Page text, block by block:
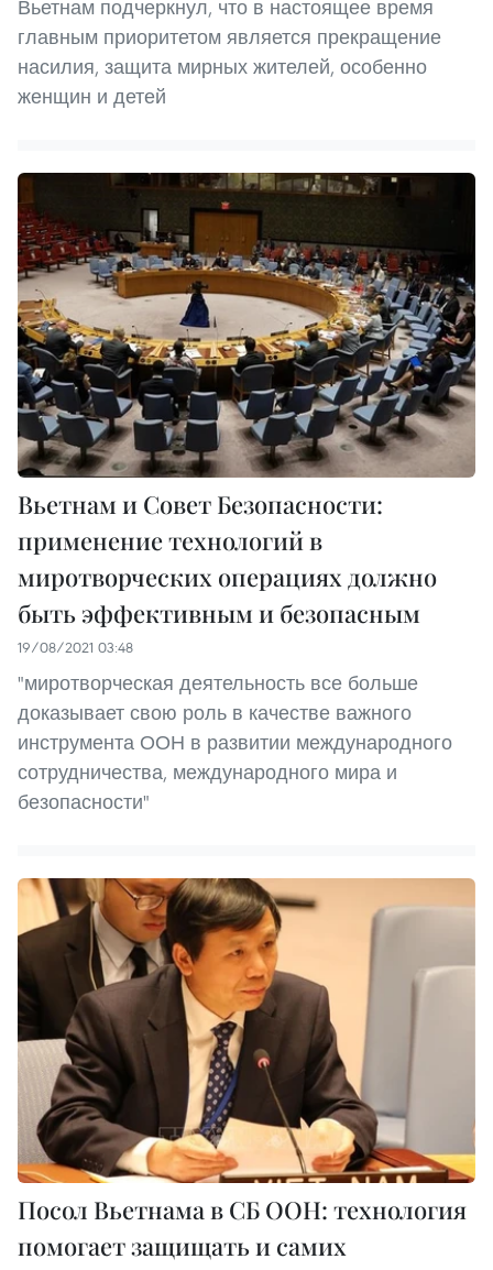
Вьетнам подчеркнул, что в настоящее время
главным приоритетом является прекращение
насилия, защита мирных жителей, особенно
женщин и детей
Вьетнам и Совет Безопасности:
применение технологий в
миротворческих операциях должно
быть эффективным и безопасным
19/08/2021 03:48
"миротворческая деятельность все больше
доказывает свою роль в качестве важного
инструмента ООН в развитии международного
сотрудничества, международного мира и
безопасности"
Посол Вьетнама в СБ ООН: технология
помогает защищать и самих